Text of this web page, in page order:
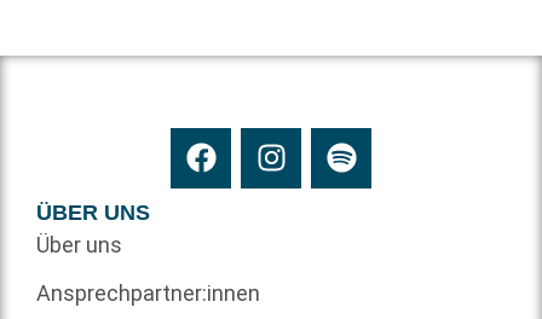
ÜBER UNS
Über uns
Ansprechpartner:innen